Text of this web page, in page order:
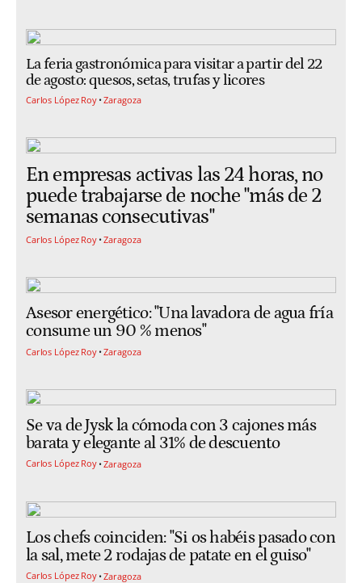
La feria gastronómica para visitar a partir del 22
de agosto: quesos, setas, trufas y licores
Carlos López Roy Zaragoza
En empresas activas las 24 horas, no
puede trabajarse de noche "más de 2
semanas consecutivas"
Carlos López Roy Zaragoza
Asesor energético: "Una lavadora de agua fría
consume un 90 % menos"
Carlos López Roy Zaragoza
Se va de Jysk la cómoda con 3 cajones más
barata y elegante al 31% de descuento
Carlos López Roy Zaragoza
Los chefs coinciden: "Si os habéis pasado con
la sal, mete 2 rodajas de patate en el guiso"
Carlos López Roy Zaragoza